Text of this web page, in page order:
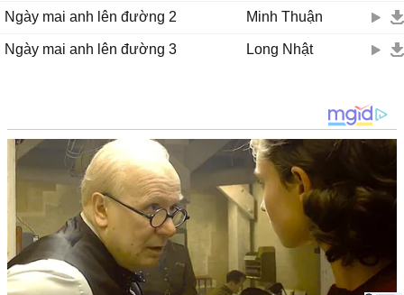
Ngày mai anh lên đường 2 Minh Thuận
Ngày mai anh lên đường 3 Long Nhật